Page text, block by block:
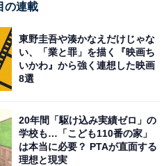
国分の「缶つま」シリーズ
リーズ」などこだわりの缶
皿不要でテーブルに出せま
の連載
東野圭吾や湊かなえだけじゃな
い、「業と罪」を描く『映画ち
いかわ』から強く連想した映画
8選
20年間「駆け込み実績ゼロ」の
学校も…「こども110番の家」
は本当に必要？ PTAが直面する
理想と現実